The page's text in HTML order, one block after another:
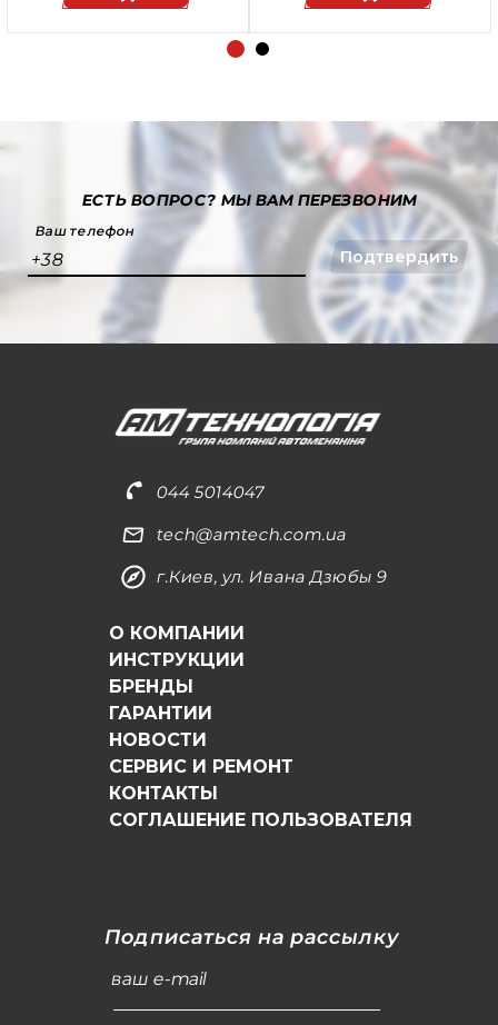
ЕСТЬ ВОПРОС?МЫ ВАМ ПЕРЕЗВОНИМ
Ваш телефон
+38 Подтвердить
044 5014047
tech@amtech.com.ua
г.Киев, ул. Ивана Дзюбы 9
О КОМПАНИИ
ИНСТРУКЦИИ
БРЕНДЫ
ГАРАНТИИ
НОВОСТИ
СЕРВИС И РЕМОНТ
КОНТАКТЫ
СОГЛАШЕНИЕ ПОЛЬЗОВАТЕЛЯ
Подписаться на рассылку
ваш e-mail